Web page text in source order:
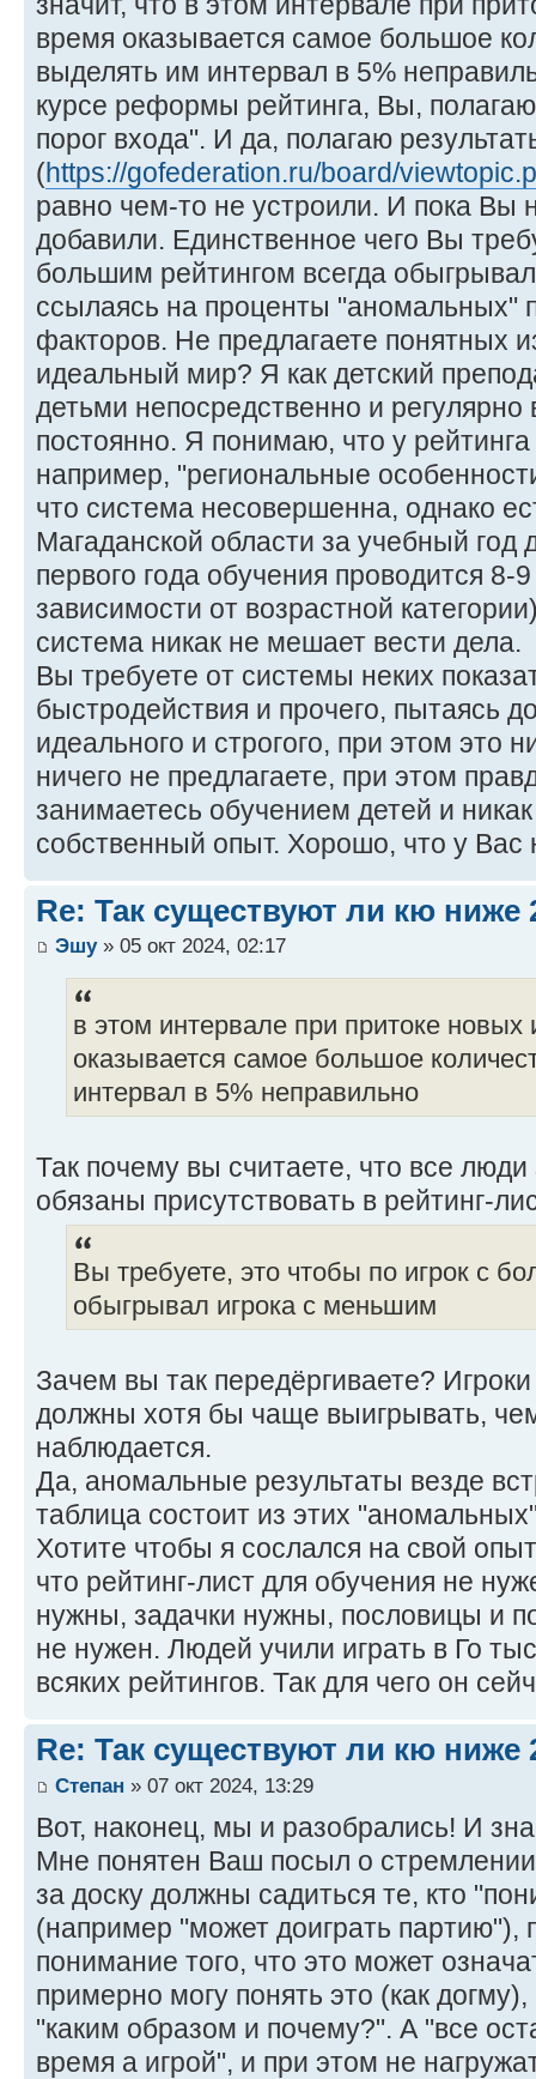
время оказывается самое большое
выделять им интервал в 5%
курсе реформы рейтинга, Вы,
порог входа". И да, полагаю
(https://gofederation.ru/board/
равно чем-то не устроили. И пока Вы
добавили. Единственное чего Вы
большим рейтингом всегда
ссылаясь на проценты "аномальных"
факторов. Не предлагаете понятных
идеальный мир? Я как детский
детьми непосредственно и регулярно
постоянно. Я понимаю, что у
например, "региональные
что система несовершенна, однако
Магаданской области за учебный год
первого года обучения проводится 8-
зависимости от возрастной
система никак не мешает вести дела.
Вы требуете от системы неких
быстродействия и прочего, пытаясь
идеального и строгого, при этом это
ничего не предлагаете, при этом
занимаетесь обучением детей и
собственный опыт. Хорошо, что у Вас
Re: Так существуют ли кю ниже
Эшу» 05 окт 2024, 02:17
в этом интервале при притоке новых
оказывается самое большое
интервал в 5% неправильно
Так почему вы считаете, что все
обязаны присутствовать в рейтинг-
Вы требуете, это чтобы по игрок с
обыгрывал игрока с меньшим
Зачем вы так передёргиваете?
должны хотя бы чаще выигрывать,
наблюдается.
Да, аномальные результаты везде
таблица состоит из этих
Хотите чтобы я сослался на свой
что рейтинг-лист для обучения не
нужны, задачки нужны, пословицы и
не нужен. Людей учили играть в Го
всяких рейтингов. Так для чего он
Re: Так существуют ли кю ниже
Степан » 07 окт 2024, 13:29
Вот, наконец, мы и разобрались! И
Мне понятен Ваш посыл о
за доску должны садиться те, кто
(например "может доиграть партию"),
понимание того, что это может
примерно могу понять это (как
"каким образом и почему?". А "все
время а игрой", и при этом не